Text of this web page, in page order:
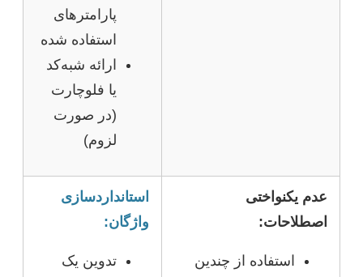
پارامترهای
استفاده شده
ارائه شبه‌کد
یا فلوچارت
(در صورت
لزوم)
عدم یکنواختی
اصطلاحات:
استفاده از چندین
استانداردسازی
واژگان:
تدوین یک